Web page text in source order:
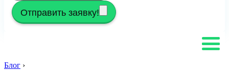
Отправить заявку!
Блог ›